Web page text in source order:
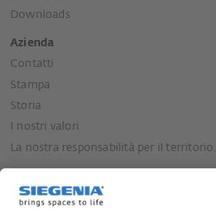
Downloads
Azienda
Contatti
Stampa
Storia
I nostri valori
La nostra responsabilità per il territorio.